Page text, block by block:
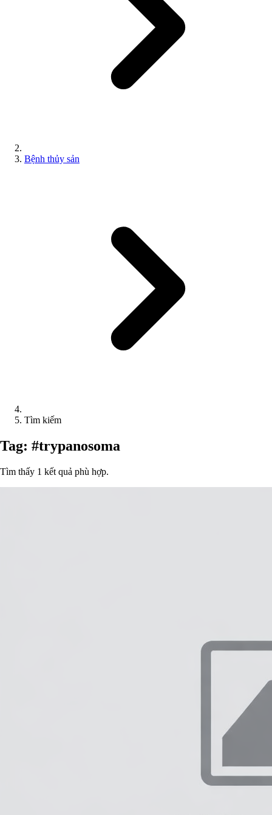
Bệnh thủy sản
Tìm kiếm
Tag: #trypanosoma
Tìm thấy 1 kết quả phù hợp.